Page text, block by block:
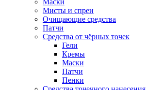
Маски
Мисты и спреи
Очищающие средства
Патчи
Средства от чёрных точек
Гели
Кремы
Маски
Патчи
Пенки